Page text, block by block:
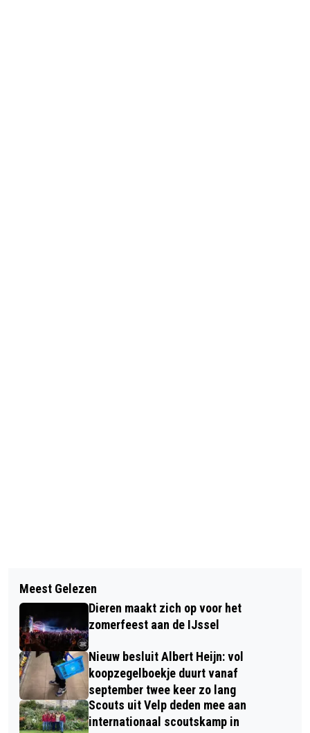
GRATIS WINKELEN OP
WEGGEEFMARKT INLOOPHUIS ’T
TREFPUNT IN VELP
SAMEN GENIETEN VAN EEN
MEXICAANSE MAALTIJD BIJ HET
VELPSCH MAAL
Meest Gelezen
Dieren maakt zich op voor het
zomerfeest aan de IJssel
Nieuw besluit Albert Heijn: vol
koopzegelboekje duurt vanaf
september twee keer zo lang
Scouts uit Velp deden mee aan
internationaal scoutskamp in